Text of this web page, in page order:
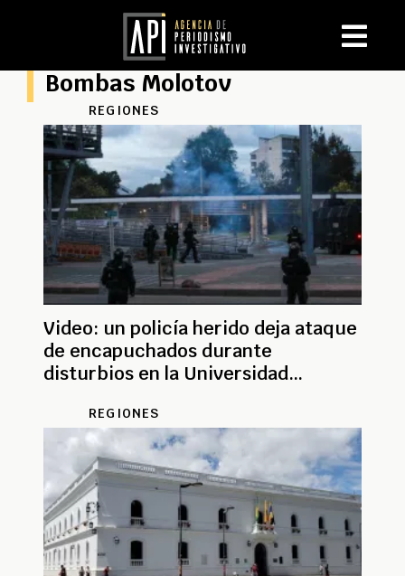
Bombas Molotov
REGIONES
Video: un policía herido deja ataque
de encapuchados durante
disturbios en la Universidad
REGIONES